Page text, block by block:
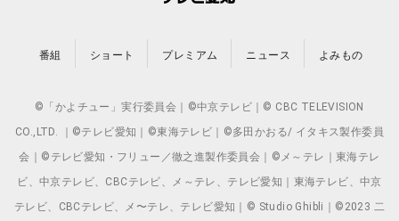
番組 ショート プレミアム ニュース よみもの
©「かよチュー」実行委員会｜©中京テレビ｜© CBC TELEVISION
CO.,LTD. ｜©テレビ愛知｜©東海テレビ｜©多田かおる/ イタキス製作委員
会｜©テレビ愛知・フリュー／徹之進製作委員会｜©メ～テレ｜東海テレ
ビ、中京テレビ、CBCテレビ、メ～テレ、テレビ愛知｜東海テレビ、中京
テレビ、CBCテレビ、メ〜テレ、テレビ愛知｜© Studio Ghibli｜©2023 二